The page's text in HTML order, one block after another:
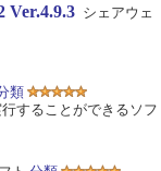
Ver.4.9.3 シェアウェ
類
することができるソフ